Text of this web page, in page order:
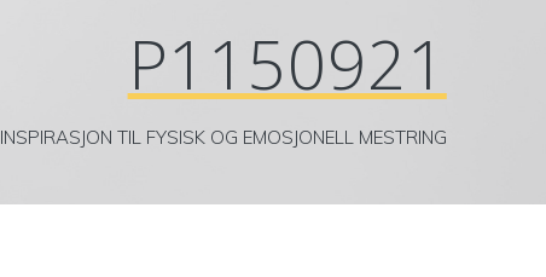
P1150921
INSPIRASJON TIL FYSISK OG EMOSJONELL MESTRING